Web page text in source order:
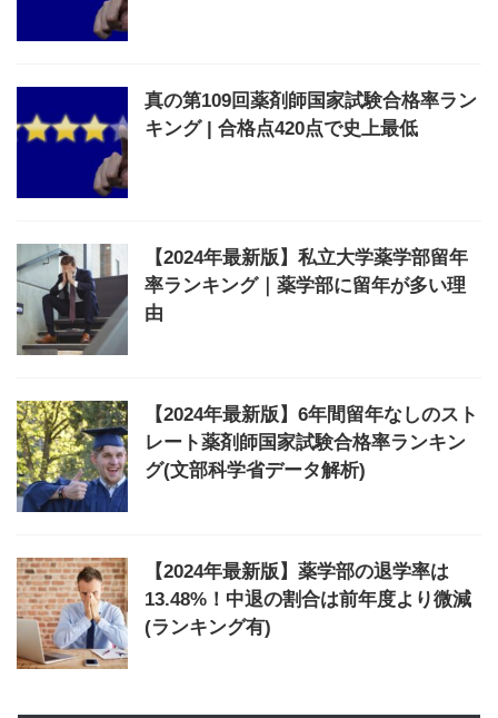
真の第109回薬剤師国家試験合格率ラン
キング | 合格点420点で史上最低
【2024年最新版】私立大学薬学部留年
率ランキング｜薬学部に留年が多い理
由
【2024年最新版】6年間留年なしのスト
レート薬剤師国家試験合格率ランキン
グ(文部科学省データ解析)
【2024年最新版】薬学部の退学率は
13.48%！中退の割合は前年度より微減
(ランキング有)